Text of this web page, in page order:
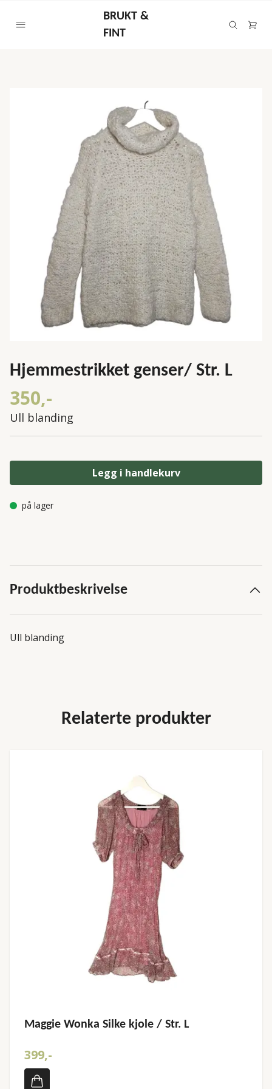
BRUKT &
FINT
Hjemmestrikket genser/ Str. L
350,-
Ull blanding
Legg i handlekurv
på lager
Produktbeskrivelse
Ull blanding
Relaterte produkter
Maggie Wonka Silke kjole / Str. L
399,-